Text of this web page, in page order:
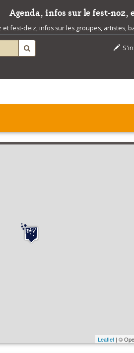
Agenda, infos sur le fest-noz,
fest-deiz, infos sur les groupes, artistes,
Leaflet| ©